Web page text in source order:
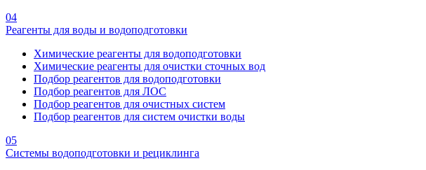
04
Реагенты для воды и водоподготовки
Химические реагенты для водоподготовки
Химические реагенты для очистки сточных вод
Подбор реагентов для водоподготовки
Подбор реагентов для ЛОС
Подбор реагентов для очистных систем
Подбор реагентов для систем очистки воды
05
Системы водоподготовки и рециклинга